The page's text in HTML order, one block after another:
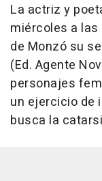
La actriz y
miércoles a las
de Monzó su
(Ed. Agente
personajes
un ejercicio de
busca la